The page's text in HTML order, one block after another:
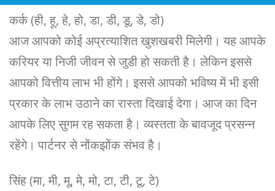
कर्क (ही, हू, हे, हो, डा, डी, डू, डे, डो)
आज आपको कोई अप्रत्याशित खुशखबरी मिलेगी। यह आपके
करियर या निजी जीवन से जुडी हो सकती है। लेकिन इससे
आपको वित्तीय लाभ भी होंगे। इससे आपको भविष्य में भी इसी
प्रकार के लाभ उठाने का रास्ता दिखाई देगा। आज का दिन
आपके लिए सुगम रह सकता है। व्यस्तता के बावजूद प्रसन्न
रहेंगे। पार्टनर से नोंकझोंक संभव है।
सिंह (मा, मी, मू, मे, मो, टा, टी, टू, टे)